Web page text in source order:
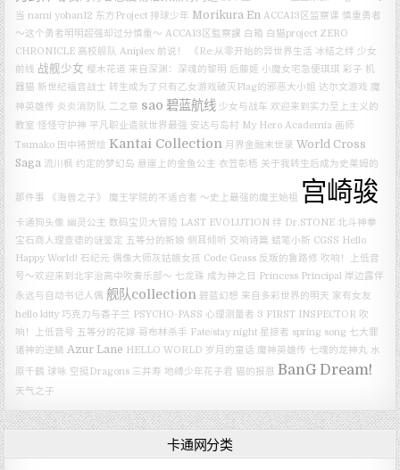
当 nami yohan12 东方Project 排球少年 Morikura En ACCA13区监察课 慎重勇者
～这个勇者明明超强却过分慎重～ ACCA13区監察課 白箱 白猫project ZERO
CHRONICLE 高校舰队 Aniplex 前说！ 《Re:从零开始的异世界生活 冰结之绊 少女
前线 战舰少女 樱木花道 来自深渊：深魂的黎明 后藤姬 小魔女宅急便琪琪 彩子 机
器猫 新世纪福音战士 转生成为了只有乙女游戏破灭Flag的邪恶大小姐 达尔文游戏 魔
神英雄传 炎炎消防队 二之章 sao 碧蓝航线 少女与战车 欢迎来到实力至上主义的
教室 怪怪守护神 平凡职业造就世界最强 安达与岛村 My Hero Academia 画师
Tsunako 田中将贺绘 Kantai Collection 月界金融末世录 World Cross
Saga 流川枫 约定的梦幻岛 悬崖上的金鱼公主 衣笠彰梧 关于我转生后成为史莱姆的
那件事 《海兽之子》 魔王学院的不适合者 ～史上最强的魔王始祖 宫崎骏
卡通狗头像 幽灵公主 数码宝贝大冒险 LAST EVOLUTION 绊 Dr.STONE 北斗神拳
宝石商人理查德的谜鉴定 五等分的新娘 侧耳倾听 交响诗篇 蜡笔小新 CGSS Hello
Happy World! 石纪元 偶像大师灰姑娘女孩 Code Geass 反叛的鲁路修 吹响！上低音
号～欢迎来到北宇治高中吹奏乐部～ 七龙珠 成为神之日 Princess Principal 岸边露伴
永远与自动书记人偶 舰队collection 碧蓝幻想 来自多彩世界的明天 家有女友
hello kitty 巧克力与香子兰 PSYCHO-PASS 心理测量者 3 FIRST INSPECTOR 吹
响！上低音号 五等分的花嫁 哥布林杀手 Fate/stay night 星掠者 spring song 七大罪
诸神的逆鳞 Azur Lane HELLO WORLD 岁月的童话 魔神英雄传 七魂的龙神丸 水
原千鶴 球咏 空挺Dragons 三井寿 地缚少年花子君 猫的报恩 BanG Dream!
天气之子
卡通网分类